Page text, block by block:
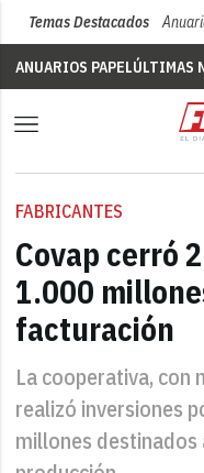
Temas Destacados
ANUARIOS PAPELÚLTIMAS
FABRICANTES
Covap cerró
1.000
facturación
La cooperativa, con
realizó inversiones
millones